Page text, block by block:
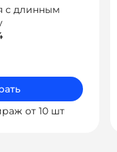
с длинным
от 10 шт